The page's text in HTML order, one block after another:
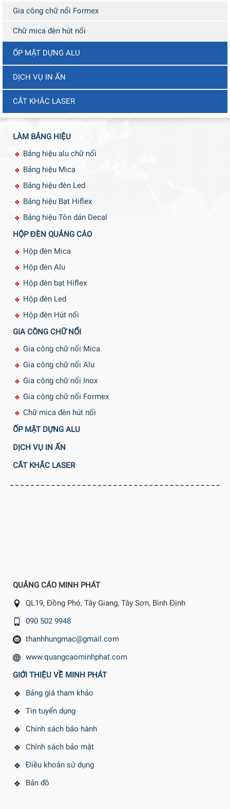
Gia công chữ nổi Formex
Chữ mica đèn hút nổi
ỐP MẶT DỰNG ALU
DỊCH VỤ IN ẤN
CẮT KHẮC LASER
LÀM BẢNG HIỆU
Bảng hiệu alu chữ nổi
Bảng hiệu Mica
Bảng hiệu đèn Led
Bảng hiệu Bạt Hiflex
Bảng hiệu Tôn dán Decal
HỘP ĐÈN QUẢNG CÁO
Hộp đèn Mica
Hộp đèn Alu
Hộp đèn bạt Hiflex
Hộp đèn Led
Hộp đèn Hút nổi
GIA CÔNG CHỮ NỔI
Gia công chữ nổi Mica
Gia công chữ nổi Alu
Gia công chữ nổi Inox
Gia công chữ nổi Formex
Chữ mica đèn hút nổi
ỐP MẶT DỰNG ALU
DỊCH VỤ IN ẤN
CẮT KHẮC LASER
QUẢNG CÁO MINH PHÁT
QL19, Đồng Phó, Tây Giang, Tây Sơn, Bình Định
090 502 9948
thanhhungmac@gmail.com
www.quangcaominhphat.com
GIỚI THIỆU VỀ MINH PHÁT
Bảng giá tham khảo
Tin tuyển dụng
Chính sách bảo hành
Chính sách bảo mật
Điều khoản sử dụng
Bản đồ